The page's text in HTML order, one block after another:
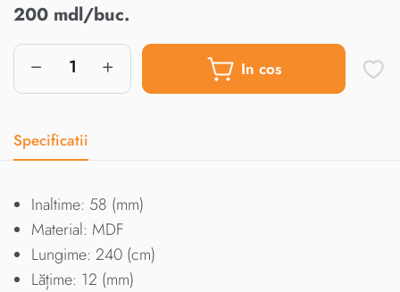
200 mdl/buc.
In cos
Specificatii
Inaltime: 58 (mm)
Material: MDF
Lungime: 240 (cm)
Lățime: 12 (mm)